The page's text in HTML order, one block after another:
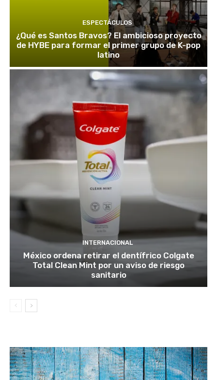
ESPECTÁCULOS
¿Qué es Santos Bravos? El ambicioso proyecto
de HYBE para formar el primer grupo de K-pop
latino
INTERNACIONAL
México ordena retirar el dentífrico Colgate
Total Clean Mint por un aviso de riesgo
sanitario